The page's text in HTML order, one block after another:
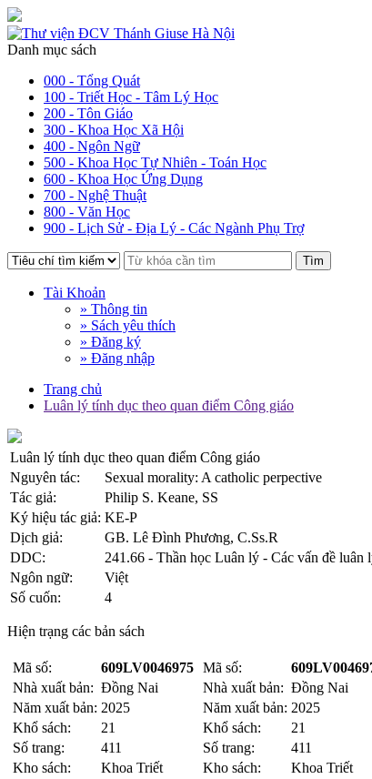
Danh mục sách
000 - Tổng Quát
100 - Triết Học - Tâm Lý Học
200 - Tôn Giáo
300 - Khoa Học Xã Hội
400 - Ngôn Ngữ
500 - Khoa Học Tự Nhiên - Toán Học
600 - Khoa Học Ứng Dụng
700 - Nghệ Thuật
800 - Văn Học
900 - Lịch Sử - Địa Lý - Các Ngành Phụ Trợ
Tìm
Tài Khoản
» Thông tin
» Sách yêu thích
» Đăng ký
» Đăng nhập
Trang chủ
Luân lý tính dục theo quan điểm Công giáo
Luân lý tính dục theo quan điểm Công giáo
Nguyên tác:
Sexual morality: A catholic perpective
Tác giả:
Philip S. Keane, SS
Ký hiệu tác giả: KE-P
Dịch giả:
GB. Lê Đình Phương, C.Ss.R
DDC:
241.66 - Thần học Luân lý - Các vấn đề
Ngôn ngữ:
Việt
Số cuốn:
4
Hiện trạng các bản sách
Mã số:
609LV0046975
Nhà xuất bản: Đồng Nai
Năm xuất bản: 2025
Khổ sách:
21
Số trang:
411
Kho sách:
Khoa Triết
Mã số:
Nhà xuất bản: Đồng Nai
Năm xuất bản: 2025
Khổ sách:
21
Số trang:
411
Kho sách:
Khoa Triết